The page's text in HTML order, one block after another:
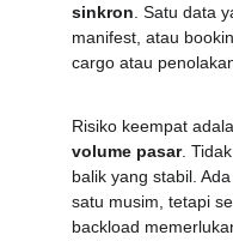
sinkron . Satu data
manifest, atau
cargo atau
Risiko keempat
volume pasar.
balik yang stabil.
satu musim, tetapi
backload